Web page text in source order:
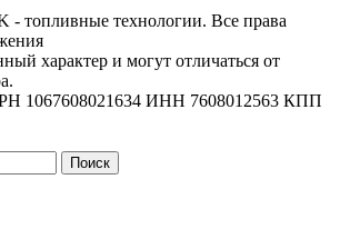
- топливные технологии. Все права
характер и могут отличаться от
ИНН 7608012563 КПП
Поиск